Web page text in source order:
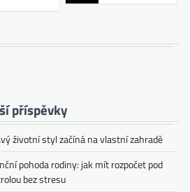
příspěvky
životní styl začíná na vlastní zahradě
pohoda rodiny: jak mít rozpočet pod
bez stresu